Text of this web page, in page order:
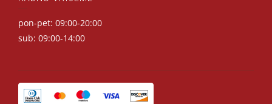
pon-pet: 09:00-20:00
sub: 09:00-14:00